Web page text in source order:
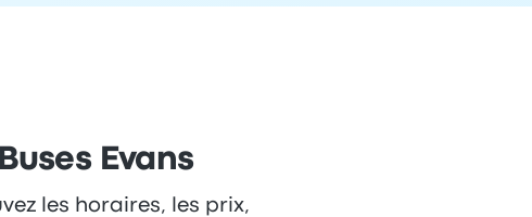
Evans
les horaires, les prix,